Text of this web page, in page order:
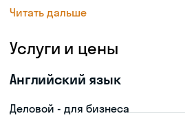
Читать дальше
Услуги и цены
Английский язык
Деловой - для бизнеса